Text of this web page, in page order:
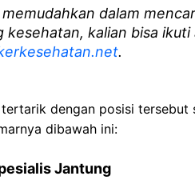
dalam
kesehatan, kalian bisa
.
dengan posisi
dibawah ini:
Jantung